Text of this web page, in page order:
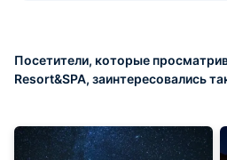
Посетители, которые
Resort&SPA, заинтересовались